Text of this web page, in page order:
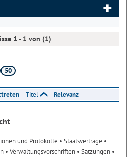
1 - 1 von (1)
50
Titel Relevanz
und Protokolle • Staatsverträge •
• Verwaltungsvorschriften • Satzungen •